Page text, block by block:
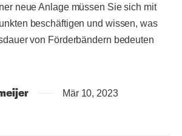
neue Anlage müssen Sie sich mit
beschäftigen und wissen, was
von Förderbändern bedeuten
Mär 10, 2023